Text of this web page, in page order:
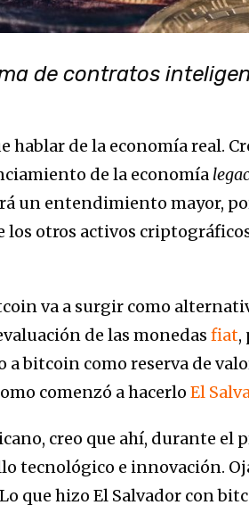
de contratos
hablar de la economía real.
de la economía
un entendimiento mayor,
otros activos
va a surgir como
de las monedasfiat,
bitcoin como reserva de
comenzó a hacerloEl
creo que ahí, durante el
tecnológico e innovación.
que hizo El Salvador con